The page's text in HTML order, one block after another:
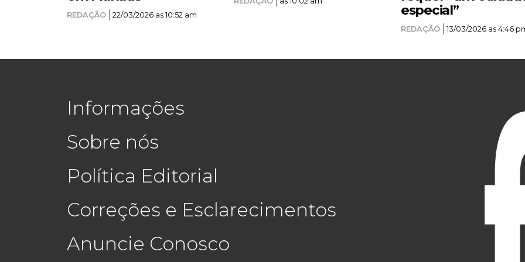
REDAÇÃO 22/03/2026 as 10:52 am
especial”
REDAÇÃO 13/03/2026 as 4:46
Informações
Sobre nós
Política Editorial
Correções e Esclarecimentos
Anuncie Conosco